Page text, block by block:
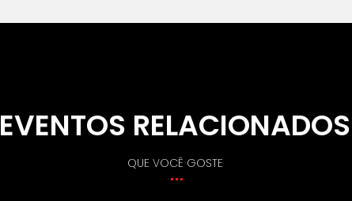
EVENTOS RELACIONADOS
QUE VOCÊ GOSTE